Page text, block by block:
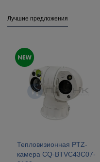
Лучшие предложения
Тепловизионная PTZ-
камера CQ-BTVC43C07-